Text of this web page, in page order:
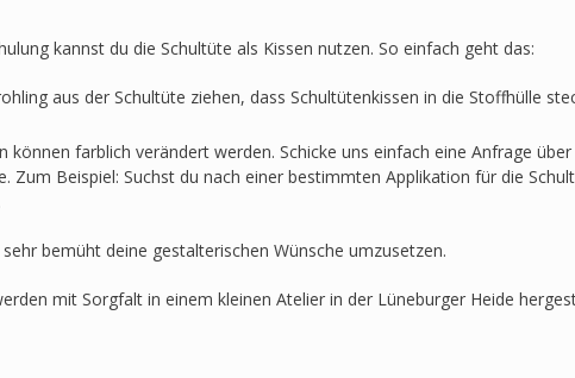
kannst du die Schultüte als Kissen nutzen. So einfach geht das:
aus der Schultüte ziehen, dass Schultütenkissen in die Stoffhülle
können farblich verändert werden. Schicke uns einfach eine Anfrage
Zum Beispiel: Suchst du nach einer bestimmten Applikation für die
bemüht deine gestalterischen Wünsche umzusetzen.
mit Sorgfalt in einem kleinen Atelier in der Lüneburger Heide